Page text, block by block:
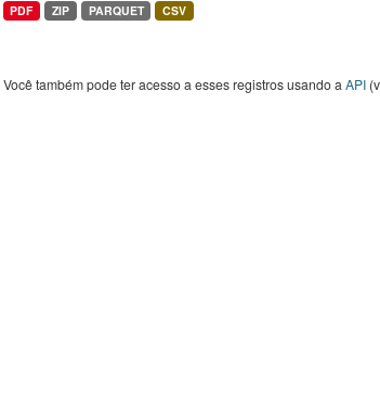
PDF ZIP PARQUET CSV
Você também pode ter acesso a esses registros usando a API